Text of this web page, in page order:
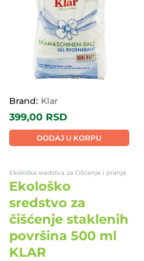
Brand: Klar
399,00 RSD
DODAJ U KORPU
Ekološka sredstva za čišćenje i pranje
Ekološko
sredstvo za
čišćenje staklenih
površina 500 ml
KLAR